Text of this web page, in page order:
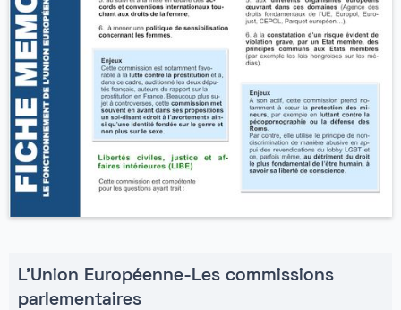
L'Union Européenne-Les commissions
parlementaires